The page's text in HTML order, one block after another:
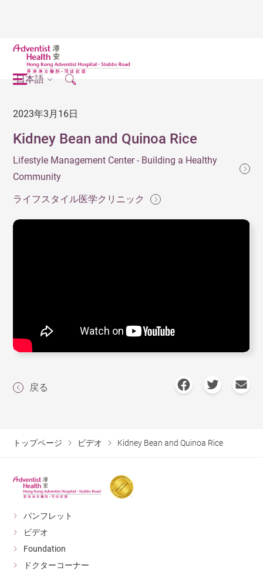
日本語
2023年3月16日
Kidney Bean and Quinoa Rice
Lifestyle Management Center - Building a Healthy
Community
ライフスタイル医学クリニック
戻る
トップページ ビデオ Kidney Bean and Quinoa Rice
パンフレット
ビデオ
Foundation
ドクターコーナー